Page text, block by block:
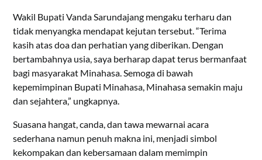
Wakil Bupati Vanda Sarundajang mengaku terharu dan
tidak menyangka mendapat kejutan tersebut. “Terima
kasih atas doa dan perhatian yang diberikan. Dengan
bertambahnya usia, saya berharap dapat terus bermanfaat
bagi masyarakat Minahasa. Semoga di bawah
kepemimpinan Bupati Minahasa, Minahasa semakin maju
dan sejahtera,” ungkapnya.
Suasana hangat, canda, dan tawa mewarnai acara
sederhana namun penuh makna ini, menjadi simbol
kekompakan dan kebersamaan dalam memimpin